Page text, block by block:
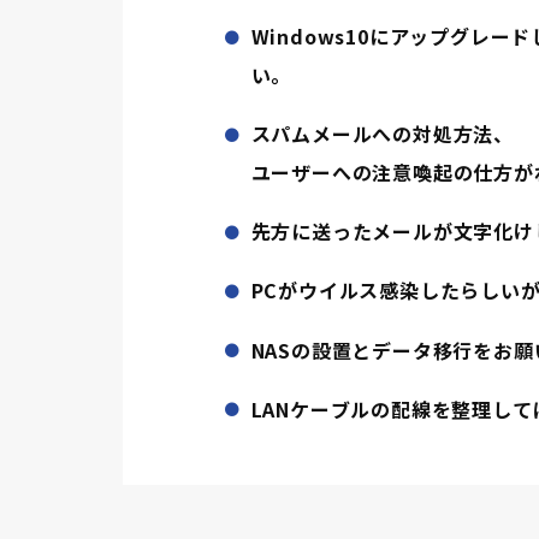
Windows10にアップグレード
い。
スパムメールへの対処方法、
ユーザーへの注意喚起の仕方
先方に送ったメールが文字化
PCがウイルス感染したらしい
NASの設置とデータ移行をお
LANケーブルの配線を整理し